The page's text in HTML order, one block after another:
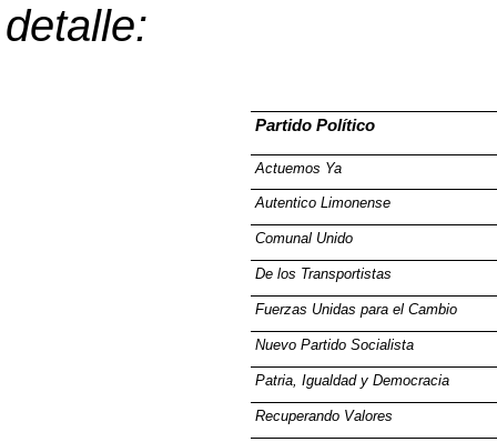
detalle:
Partido Político
Actuemos Ya
Autentico Limonense
Comunal Unido
De los Transportistas
Fuerzas Unidas para el Cambio
Nuevo Partido Socialista
Patria, Igualdad y Democracia
Recuperando Valores